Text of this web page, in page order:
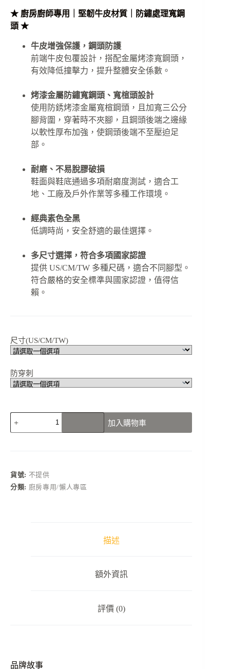
★ 廚房廚師專用｜堅韌牛皮材質｜防鏽處理寬鋼
頭 ★
牛皮增強保護，鋼頭防護
前端牛皮包覆設計，搭配金屬烤漆寬鋼頭，
有效降低撞擊力，提升整體安全係數。
烤漆金屬防鏽寬鋼頭、寬楦頭設計
使用防銹烤漆金屬寬楦鋼頭，且加寬三公分
腳背圍，穿著時不夾腳，且鋼頭後端之邊緣
以軟性厚布加強，使鋼頭後端不至壓迫足
部。
耐磨、不易脫膠破損
鞋面與鞋底通過多項耐磨度測試，適合工
地、工廠及戶外作業等多種工作環境。
經典素色全黑
低調時尚，安全舒適的最佳選擇。
多尺寸選擇，符合多項國家認證
提供 US/CM/TW 多種尺碼，適合不同腳型。
符合嚴格的安全標準與國家認證，值得信
賴。
尺寸(US/CM/TW)
防穿刺
N3108B11
廚
廚
師
工
加入購物車
貨號: 不提供
分類: 廚房專用/懶人專區
描述
額外資訊
評價 (0)
品牌故事